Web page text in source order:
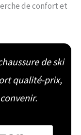
de confort et
de ski
qualité-prix,